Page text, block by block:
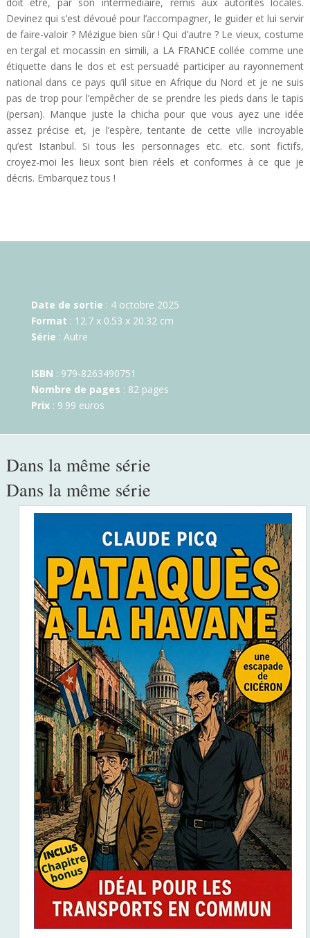
Devinez qui s’est dévoué pour l’accompagner, le guider et lui servir
de faire-valoir ? Mézigue bien sûr ! Qui d’autre ? Le vieux, costume
en tergal et mocassin en simili, a LA FRANCE collée comme une
étiquette dans le dos et est persuadé participer au rayonnement
national dans ce pays qu’il situe en Afrique du Nord et je ne suis
pas de trop pour l’empêcher de se prendre les pieds dans le tapis
(persan). Manque juste la chicha pour que vous ayez une idée
assez précise et, je l’espère, tentante de cette ville incroyable
qu’est Istanbul. Si tous les personnages etc. etc. sont fictifs,
croyez-moi les lieux sont bien réels et conformes à ce que je
décris. Embarquez tous !
Date de sortie : 4 octobre 2025
Format : 12.7 x 0.53 x 20.32 cm
Série : Autre
ISBN : 979-8263490751
Nombre de pages : 82 pages
Prix: 9.99 euros
Dans la même série
Dans la même série